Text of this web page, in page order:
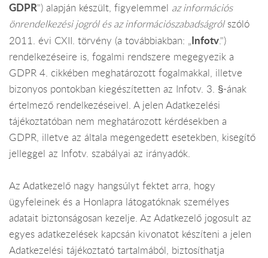
GDPR") alapján készült, figyelemmel az információs
önrendelkezési jogról és az információszabadságrólszóló
2011. évi CXII. törvény (a továbbiakban: „Infotv.")
rendelkezéseire is, fogalmi rendszere megegyezik a
GDPR 4. cikkében meghatározott fogalmakkal, illetve
bizonyos pontokban kiegészítetten az Infotv. 3. §-ának
értelmező rendelkezéseivel. A jelen Adatkezelési
tájékoztatóban nem meghatározott kérdésekben a
GDPR, illetve az általa megengedett esetekben, kisegítő
jelleggel az Infotv. szabályai az irányadók.
Az Adatkezelő nagy hangsúlyt fektet arra, hogy
ügyfeleinek és a Honlapra látogatóknak személyes
adatait biztonságosan kezelje. Az Adatkezelő jogosult az
egyes adatkezelések kapcsán kivonatot készíteni a jelen
Adatkezelési tájékoztató tartalmából, biztosíthatja